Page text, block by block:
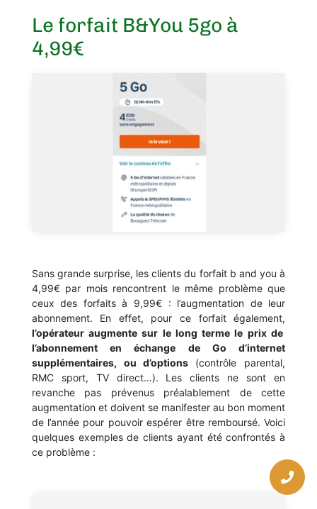
Le forfait B&You 5go à
4,99€
Sans grande surprise, les clients du forfait b and you à
4,99€ par mois rencontrent le même problème que
ceux des forfaits à 9,99€ : l’augmentation de leur
abonnement. En effet, pour ce forfait également,
l’opérateur augmente sur le long terme le prix de
l’abonnement en échange de Go d’internet
supplémentaires, ou d’options (contrôle parental,
RMC sport, TV direct…). Les clients ne sont en
revanche pas prévenus préalablement de cette
augmentation et doivent se manifester au bon moment
de l’année pour pouvoir espérer être remboursé. Voici
quelques exemples de clients ayant été confrontés à
ce problème :